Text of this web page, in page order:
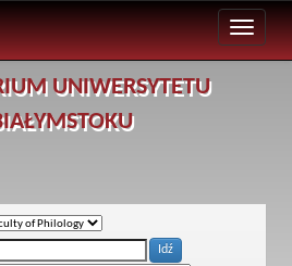
UNIWERSYTETU